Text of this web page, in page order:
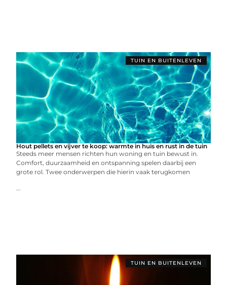
TUIN EN BUITENLEVEN
Hout pellets en vijver te koop: warmte in huis en rust in de tuin
Steeds meer mensen richten hun woning en tuin bewust in.
Comfort, duurzaamheid en ontspanning spelen daarbij een
grote rol. Twee onderwerpen die hierin vaak terugkomen
...
TUIN EN BUITENLEVEN